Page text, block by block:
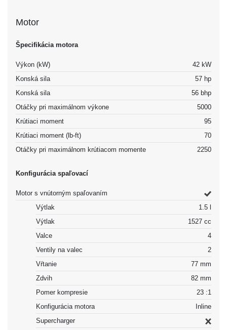
Motor
Špecifikácia motora
Výkon (kW)
42 kW
Konská sila
57 hp
Konská sila
56 bhp
Otáčky pri maximálnom výkone
5000
Krútiaci moment
95
Krútiaci moment (lb-ft)
70
Otáčky pri maximálnom krútiacom momente
2250
Konfigurácia spaľovací
Motor s vnútorným spaľovaním
Výtlak
1.5 l
Výtlak
1527 cc
Valce
4
Ventily na valec
2
Vŕtanie
77 mm
Zdvih
82 mm
Pomer kompresie
23 :1
Konfigurácia motora
Inline
Supercharger